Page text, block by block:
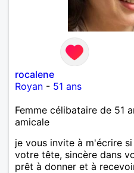
rocalene
Royan - 51 ans
Femme célibataire de 51
amicale
je vous invite à m'écrire
votre tête, sincère dans
prêt à donner et à